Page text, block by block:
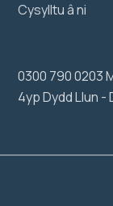
Cysylltu â ni
0300 790 0203
4yp Dydd Llun -